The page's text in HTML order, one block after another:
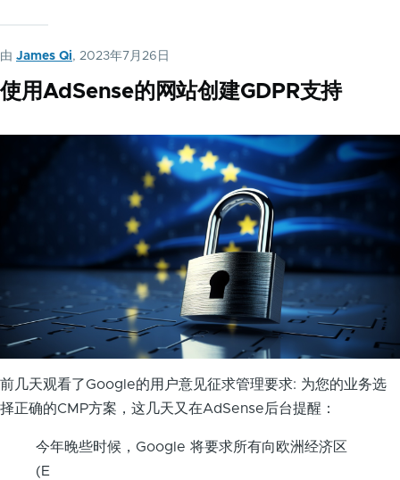
由 James Qi, 2023年7月26日
使用AdSense的网站创建GDPR支持
前几天观看了Google的用户意见征求管理要求: 为您的业务选
择正确的CMP方案，这几天又在AdSense后台提醒：
今年晚些时候，Google 将要求所有向欧洲经济区
(E